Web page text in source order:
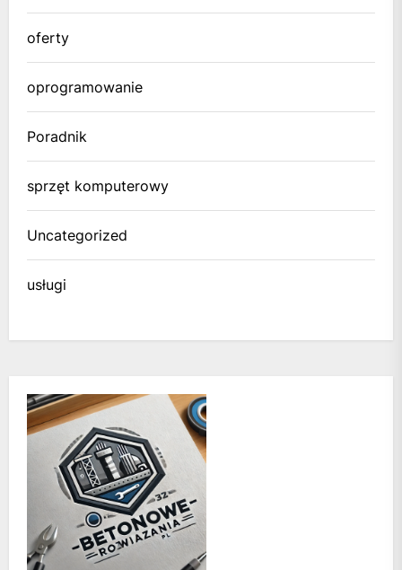
oferty
oprogramowanie
Poradnik
sprzęt komputerowy
Uncategorized
usługi